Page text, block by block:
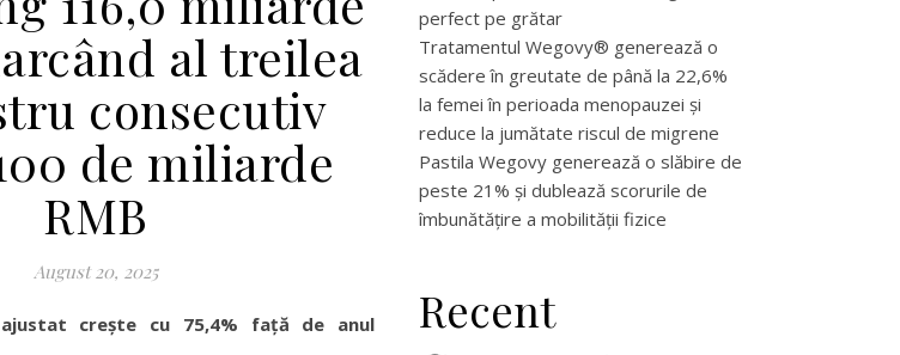
al treilea
consecutiv
de miliarde
RMB
August 20, 2025
crește cu 75,4% față de anul
perfect pe grătar
Tratamentul Wegovy® generează o
scădere în greutate de până la 22,6%
la femei în perioada menopauzei și
reduce la jumătate riscul de migrene
Pastila Wegovy generează o slăbire de
peste 21% și dublează scorurile de
îmbunătățire a mobilității fizice
Recent